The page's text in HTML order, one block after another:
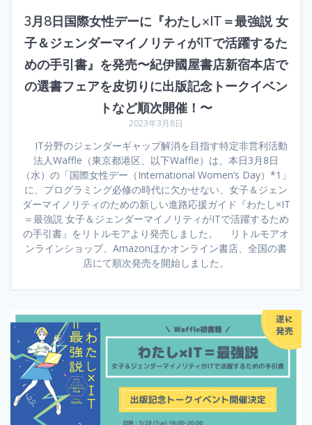
3月8日国際女性デーに『わたし×IT＝最強説 女
子＆ジェンダーマイノリティがITで活躍するた
めの手引書』を発売〜紀伊國屋書店新宿本店で
の選書フェアを皮切りに出版記念トークイベン
トなど順次開催！〜
2023年3月8日
IT分野のジェンダーギャップ解消を目指す特定非営利活動
法人Waffle（東京都港区、以下Waffle）は、本日3月8日
（水）の「国際女性デー（International Women’s Day）*1」
に、プログラミング必修の時代に欠かせない、女子＆ジェン
ダーマイノリティのための新しい進路応援ガイド『わたし×IT
＝最強説 女子＆ジェンダーマイノリティがITで活躍するため
の手引書』をリトルモアより発売しました。 リトルモアオ
ンラインショップ、Amazonほかオンライン書店、全国の書
店にて順次発売を開始しました。